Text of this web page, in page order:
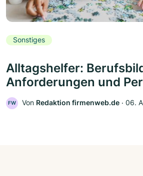
Sonstiges
Alltagshelfer:
Anforderungen und
FW Von Redaktion firmenweb.de ‧ 06.